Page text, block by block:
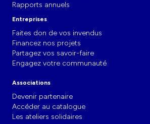
Rapports annuels
Entreprises
Faites don de vos invendus
Financez nos projets
Partagez vos savoir-faire
Engagez votre communauté
Associations
Devenir partenaire
Accéder au catalogue
Les ateliers solidaires